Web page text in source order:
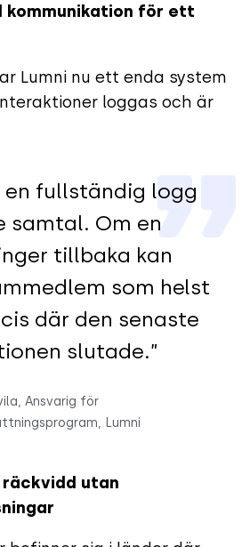
kommunikation för ett
Lumni nu ett enda system
loggas och är
en fullständig logg
samtal. Om en
tillbaka kan
som helst
där den senaste
slutade.”
Ansvarig för
Lumni
utan